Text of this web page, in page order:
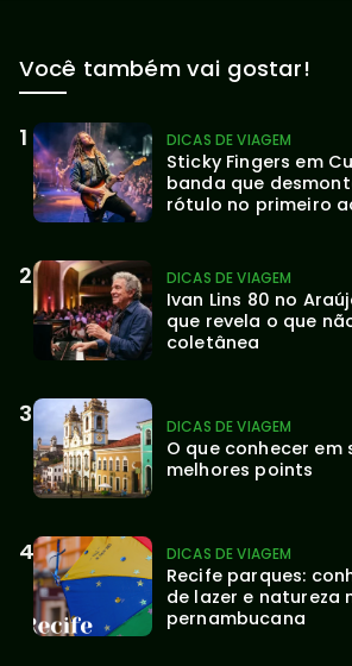
Você também vai gostar!
DICAS DE VIAGEM
Sticky Fingers em
banda que
rótulo no primeiro
DICAS DE VIAGEM
Ivan Lins 80 no
que revela o que
coletânea
DICAS DE VIAGEM
O que conhecer em
melhores points
DICAS DE VIAGEM
Recife parques:
de lazer e natureza
pernambucana